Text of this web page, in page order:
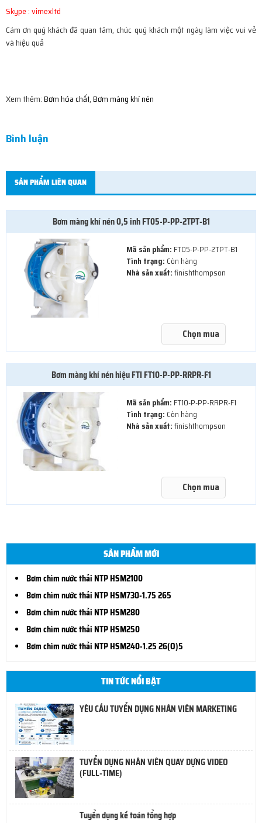
Skype : vimexltd
Cám ơn quý khách đã quan tâm, chúc quý khách một ngày làm việc vui vẻ
và hiệu quả
Xem thêm:Bơm hóa chất,Bơm màng khí nén
Bình luận
SẢN PHẨM LIÊN QUAN
Bơm màng khí nén 0,5 inh FT05-P-PP-2TPT-B1
Mã sản phẩm: FT05-P-PP-2TPT-B1
Tình trạng: Còn hàng
Nhà sản xuất:finishthompson
Chọn mua
Bơm màng khí nén hiệu FTI FT10-P-PP-RRPR-F1
Mã sản phẩm: FT10-P-PP-RRPR-F1
Tình trạng: Còn hàng
Nhà sản xuất:finishthompson
Chọn mua
SẢN PHẨM MỚI
Bơm chìm nước thải NTP HSM2100
Bơm chìm nước thải NTP HSM730-1.75 265
Bơm chìm nước thải NTP HSM280
Bơm chìm nước thải NTP HSM250
Bơm chìm nước thải NTP HSM240-1.25 26(O)5
TIN TỨC NỔI BẬT
YÊU CẦU TUYỂN DỤNG NHÂN VIÊN MARKETING
TUYỂN DỤNG NHÂN VIÊN QUAY DỰNG VIDEO
(FULL-TIME)
Tuyển dụng kế toán tổng hợp